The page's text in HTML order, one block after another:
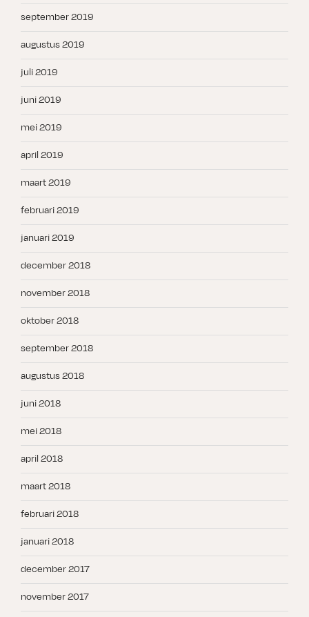
september 2019
augustus 2019
juli 2019
juni 2019
mei 2019
april 2019
maart 2019
februari 2019
januari 2019
december 2018
november 2018
oktober 2018
september 2018
augustus 2018
juni 2018
mei 2018
april 2018
maart 2018
februari 2018
januari 2018
december 2017
november 2017